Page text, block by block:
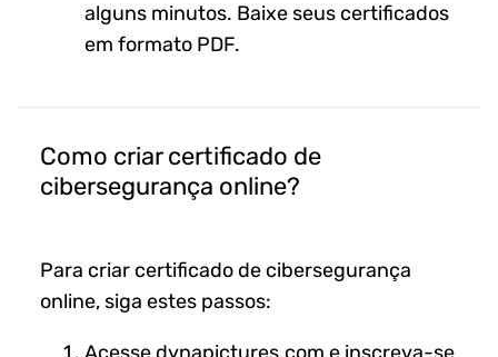
alguns minutos. Baixe seus certificados
em formato PDF.
Como criar certificado de
cibersegurança online?
Para criar certificado de cibersegurança
online, siga estes passos:
Acesse dynapictures.com e inscreva-se